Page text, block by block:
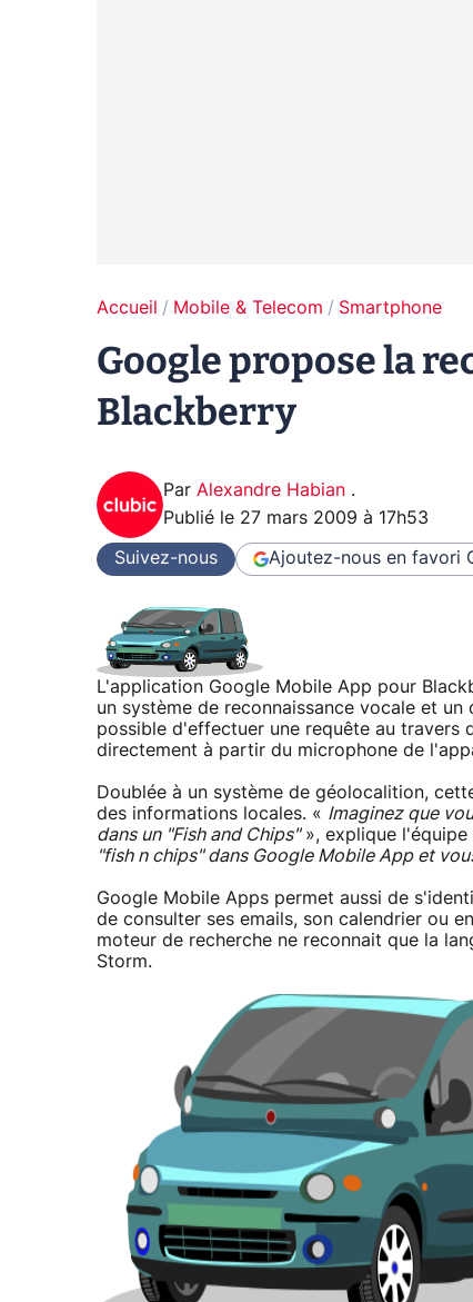
Accueil Mobile & Telecom Smartphone
Google propose la
Blackberry
Par Alexandre Habian .
Publié le 27 mars 2009 à 17h53
Suivez-nous Ajoutez-nous en favori
L'application Google Mobile App pour
un système de reconnaissance vocale et
possible d'effectuer une requête au travers
directement à partir du microphone de
Doublée à un système de géolocalition,
des informations locales. « Imaginez que
dans un "Fish and Chips"», explique l'équipe
"fish n chips" dans Google Mobile App et
Google Mobile Apps permet aussi de
de consulter ses emails, son calendrier ou
moteur de recherche ne reconnait que la
Storm.